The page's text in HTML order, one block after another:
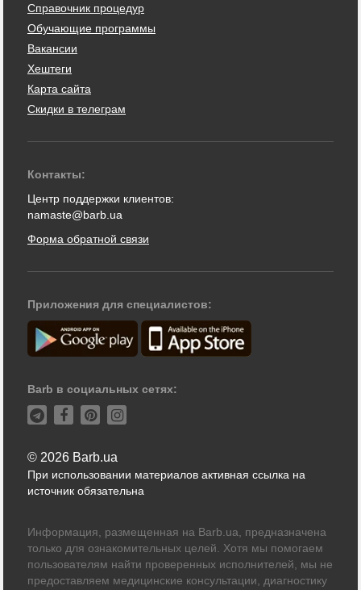
Справочник процедур
Обучающие программы
Вакансии
Хештеги
Карта сайта
Скидки в телеграм
Контакты:
Центр поддержки клиентов:
namaste@barb.ua
Форма обратной связи
Приложения для специалистов:
Barb в социальных сетях:
© 2026 Barb.ua
При использовании материалов активная ссылка на
источник обязательна
Информация, размещенная на Barb.ua, предназначена
только для ознакомительных целей. Хотя мы помогаем
пользователям найти проверенных исполнителей, мы не
предоставляем медицинские консультации, диагностику